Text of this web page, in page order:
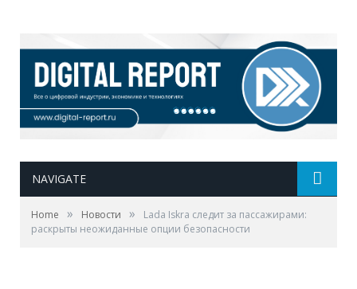
NAVIGATE
Home » Новости »
Lada Iskra следит за пассажирами:
раскрыты неожиданные опции безопасности